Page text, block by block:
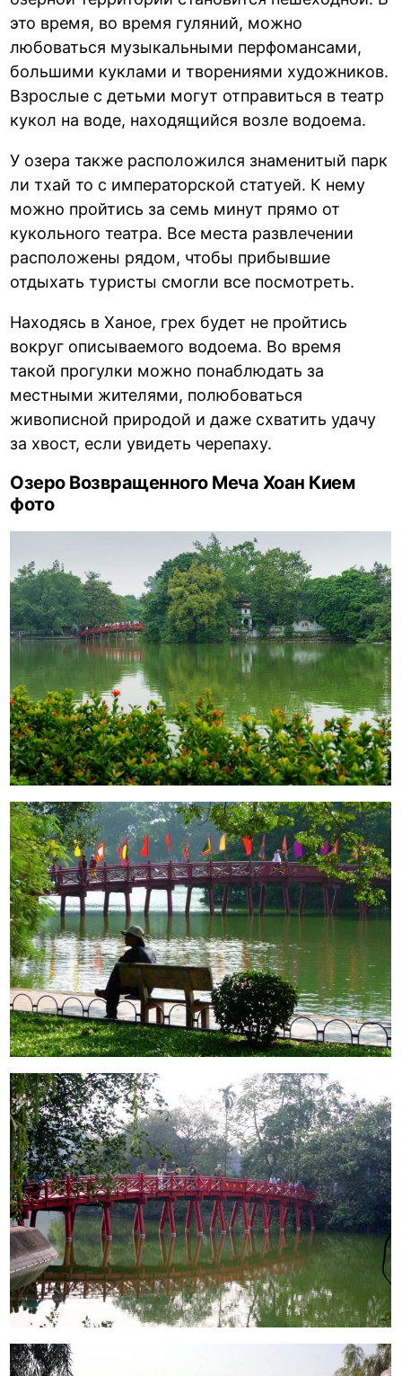
это время, во время гуляний, можно
любоваться музыкальными перфомансами,
большими куклами и творениями художников.
Взрослые с детьми могут отправиться в театр
кукол на воде, находящийся возле водоема.
У озера также расположился знаменитый парк
ли тхай то с императорской статуей. К нему
можно пройтись за семь минут прямо от
кукольного театра. Все места развлечении
расположены рядом, чтобы прибывшие
отдыхать туристы смогли все посмотреть.
Находясь в Ханое, грех будет не пройтись
вокруг описываемого водоема. Во время
такой прогулки можно понаблюдать за
местными жителями, полюбоваться
живописной природой и даже схватить удачу
за хвост, если увидеть черепаху.
Озеро Возвращенного Меча Хоан Кием
фото